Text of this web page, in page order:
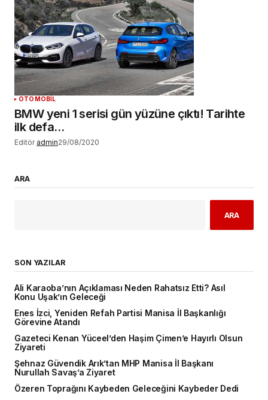
OTOMOBİL
BMW yeni 1 serisi gün yüzüne çıktı! Tarihte
ilk defa…
Editör admin29/08/2020
ARA
ARA
SON YAZILAR
Ali Karaoba’nın Açıklaması Neden Rahatsız Etti? Asıl
Konu Uşak’ın Geleceği
Enes İzci, Yeniden Refah Partisi Manisa İl Başkanlığı
Görevine Atandı
Gazeteci Kenan Yüceel’den Haşim Çimen’e Hayırlı Olsun
Ziyareti
Şehnaz Güvendik Arık’tan MHP Manisa İl Başkanı
Nurullah Savaş’a Ziyaret
Özeren Toprağını Kaybeden Geleceğini Kaybeder Dedi